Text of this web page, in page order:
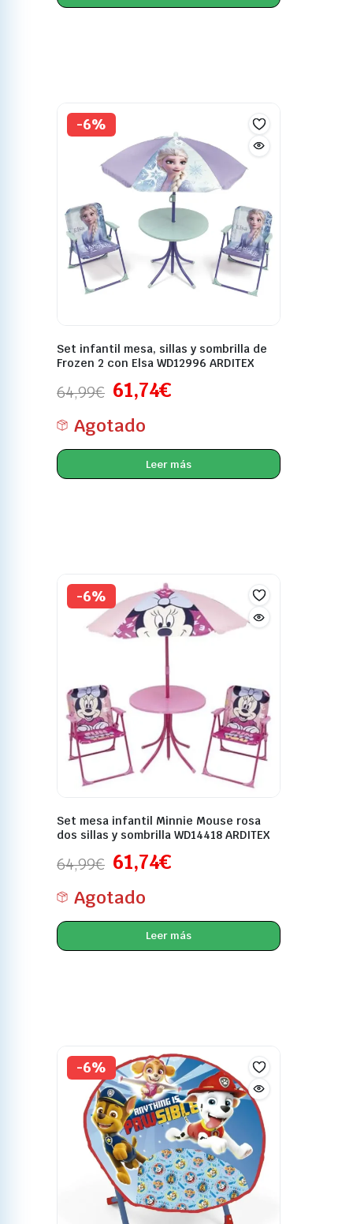
-6%
Set infantil mesa, sillas y sombrilla de
Frozen 2 con Elsa WD12996 ARDITEX
64,99€ 61,74€
Agotado
Leer más
-6%
Set mesa infantil Minnie Mouse rosa
dos sillas y sombrilla WD14418 ARDITEX
64,99€ 61,74€
Agotado
Leer más
-6%